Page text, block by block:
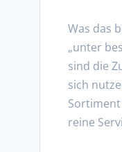
Was das
„unter
sind die
sich
reine